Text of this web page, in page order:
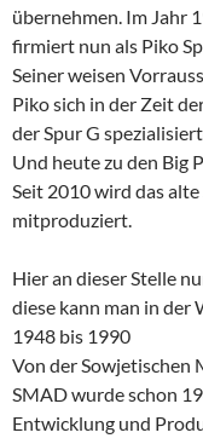
übernehmen. Im Jahr
firmiert nun als Piko
Seiner weisen
Piko sich in der Zeit
der Spur G
Und heute zu den Big
Seit 2010 wird das
mitproduziert.
Hier an dieser Stelle
diese kann man in der
1948 bis 1990
Von der
SMAD wurde schon
Entwicklung und